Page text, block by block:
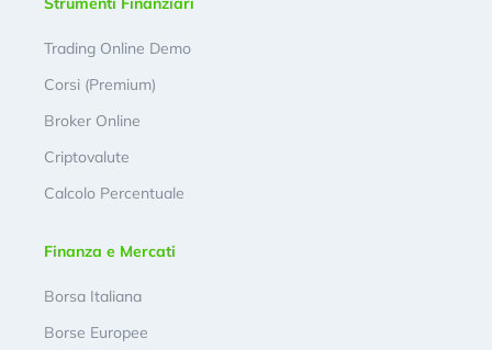
Trading Online Demo
Corsi (Premium)
Broker Online
Criptovalute
Calcolo Percentuale
Finanza e Mercati
Borsa Italiana
Borse Europee